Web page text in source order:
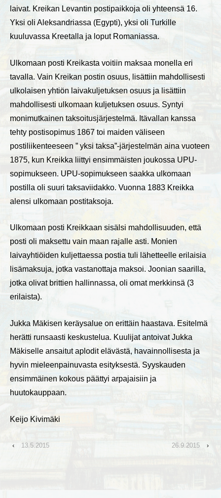
laivat. Kreikan Levantin postipaikkoja oli yhteensä 16.
Yksi oli Aleksandriassa (Egypti), yksi oli Turkille
kuuluvassa Kreetalla ja loput Romaniassa.
Ulkomaan posti Kreikasta voitiin maksaa monella eri
tavalla. Vain Kreikan postin osuus, lisättiin mahdollisesti
ulkolaisen yhtiön laivakuljetuksen osuus ja lisättiin
mahdollisesti ulkomaan kuljetuksen osuus. Syntyi
monimutkainen taksoitusjärjestelmä. Itävallan kanssa
tehty postisopimus 1867 toi maiden väliseen
postiliikenteeseen ” yksi taksa”-järjestelmän aina vuoteen
1875, kun Kreikka liittyi ensimmäisten joukossa UPU-
sopimukseen. UPU-sopimukseen saakka ulkomaan
postilla oli suuri taksaviidakko. Vuonna 1883 Kreikka
alensi ulkomaan postitaksoja.
Ulkomaan posti Kreikkaan sisälsi mahdollisuuden, että
posti oli maksettu vain maan rajalle asti. Monien
laivayhtiöiden kuljettaessa postia tuli lähetteelle erilaisia
lisämaksuja, jotka vastanottaja maksoi. Joonian saarilla,
jotka olivat brittien hallinnassa, oli omat merkkinsä (3
erilaista).
Jukka Mäkisen keräysalue on erittäin haastava. Esitelmä
herätti runsaasti keskustelua. Kuulijat antoivat Jukka
Mäkiselle ansaitut aplodit elävästä, havainnollisesta ja
hyvin mieleenpainuvasta esityksestä. Syyskauden
ensimmäinen kokous päättyi arpajaisiin ja
huutokauppaan.
Keijo Kivimäki
‹ 13.5.2015 26.9.2015 ›